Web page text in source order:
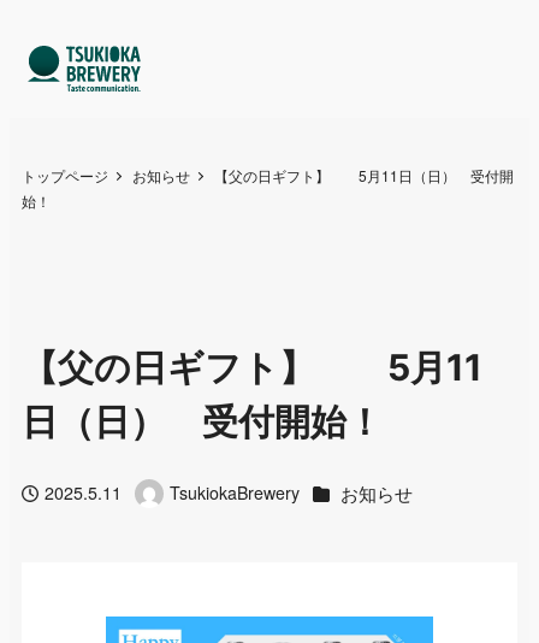
トップページ お知らせ
【父の日ギフト】 5月11日（日） 受付開
始！
【父の日ギフト】 5月11
日（日） 受付開始！
投稿日2025.5.11
著
TsukiokaBrewery カテゴリー
お知らせ